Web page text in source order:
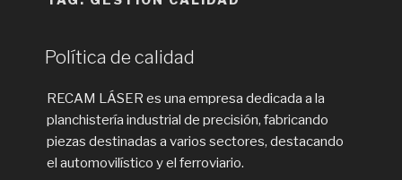
Política de calidad
RECAM LÁSER es una empresa dedicada a la
planchistería industrial de precisión, fabricando
piezas destinadas a varios sectores, destacando
el automovilístico y el ferroviario.